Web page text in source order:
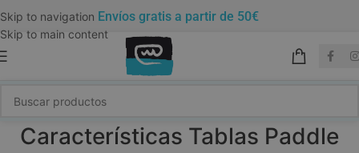
Skip to navigation
Skip to main content
Envíos gratis a partir de 50€
Características Tablas Paddle